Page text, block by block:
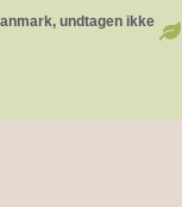
undtagen ikke